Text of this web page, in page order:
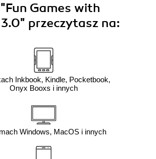
"Fun Games with
przeczytasz na:
Inkbook, Kindle, Pocketbook,
Onyx Booxs i innych
Windows, MacOS i innych